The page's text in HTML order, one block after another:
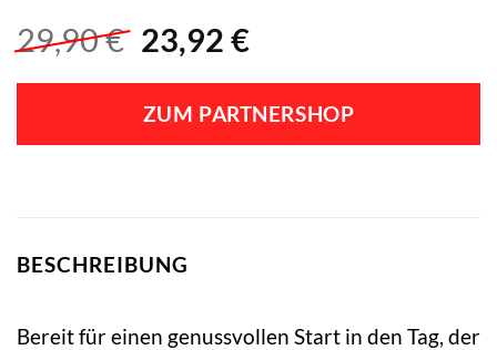
29,90€ Ursprünglicher
war:
29,90 €
23,92 €Aktueller
ist:
23,92 €.
ZUM PARTNERSHOP
BESCHREIBUNG
Bereit für einen genussvollen Start in den Tag, der